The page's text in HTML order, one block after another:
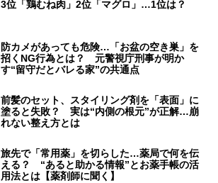
3位「鶏むね肉」2位「マグロ」…1位は？
防カメがあっても危険…「お盆の空き巣」を
招くNG行為とは？ 元警視庁刑事が明か
す“留守だとバレる家”の共通点
前髪のセット、スタイリング剤を「表面」に
塗ると失敗？ 実は“内側の根元”が正解…崩
れない整え方とは
旅先で「常用薬」を切らした…薬局で何を伝
える？ “あると助かる情報”とお薬手帳の活
用法とは【薬剤師に聞く】